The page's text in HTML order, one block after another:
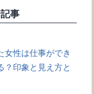
事
女性は仕事ができ
？印象と見え方と